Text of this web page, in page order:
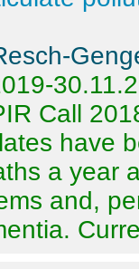
Call
have
a year
and,